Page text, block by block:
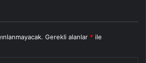
Gerekli alanlar * ile